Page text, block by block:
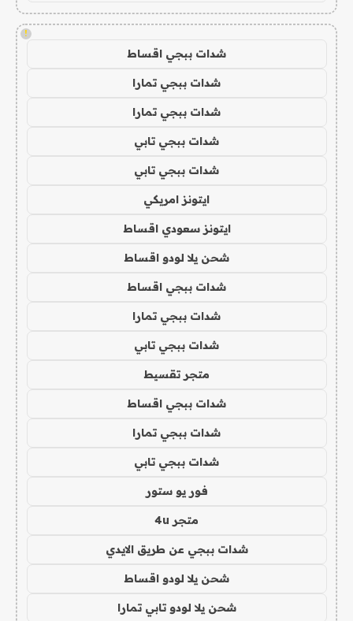
!
شدات ببجي اقساط
شدات ببجي تمارا
شدات ببجي تمارا
شدات ببجي تابي
شدات ببجي تابي
ايتونز امريكي
ايتونز سعودي اقساط
شحن يلا لودو اقساط
شدات ببجي اقساط
شدات ببجي تمارا
شدات ببجي تابي
متجر تقسيط
شدات ببجي اقساط
شدات ببجي تمارا
شدات ببجي تابي
فور يو ستور
متجر 4u
شدات ببجي عن طريق الايدي
شحن يلا لودو اقساط
شحن يلا لودو تابي تمارا